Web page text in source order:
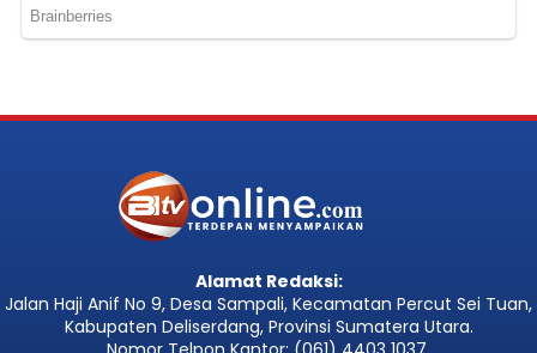
Alamat Redaksi:
Jalan Haji Anif No 9, Desa Sampali, Kecamatan Percut Sei Tuan,
Kabupaten Deliserdang, Provinsi Sumatera Utara.